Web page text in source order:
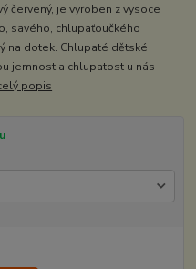
červený, je vyroben z vysoce
savého, chlupaťoučkého
na dotek. Chlupaté dětské
jemnost a chlupatost u nás
popis